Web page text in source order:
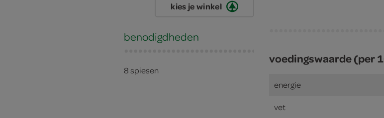
kies je winkel
benodigdheden
8 spiesen
voedingswaarde (per
energie
vet